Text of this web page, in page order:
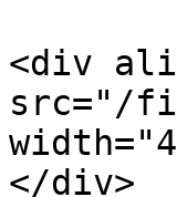
<div
src="/
</div>